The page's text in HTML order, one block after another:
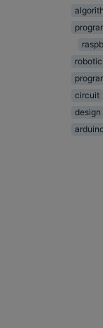
circuit
design